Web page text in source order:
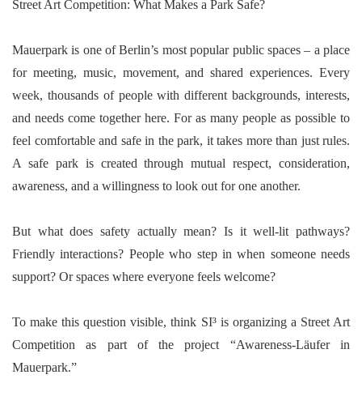
Street Art Competition: What Makes a Park Safe?
Mauerpark is one of Berlin’s most popular public spaces – a place
for meeting, music, movement, and shared experiences. Every
week, thousands of people with different backgrounds, interests,
and needs come together here. For as many people as possible to
feel comfortable and safe in the park, it takes more than just rules.
A safe park is created through mutual respect, consideration,
awareness, and a willingness to look out for one another.
But what does safety actually mean? Is it well-lit pathways?
Friendly interactions? People who step in when someone needs
support? Or spaces where everyone feels welcome?
To make this question visible, think SI³ is organizing a Street Art
Competition as part of the project “Awareness-Läufer in
Mauerpark.”